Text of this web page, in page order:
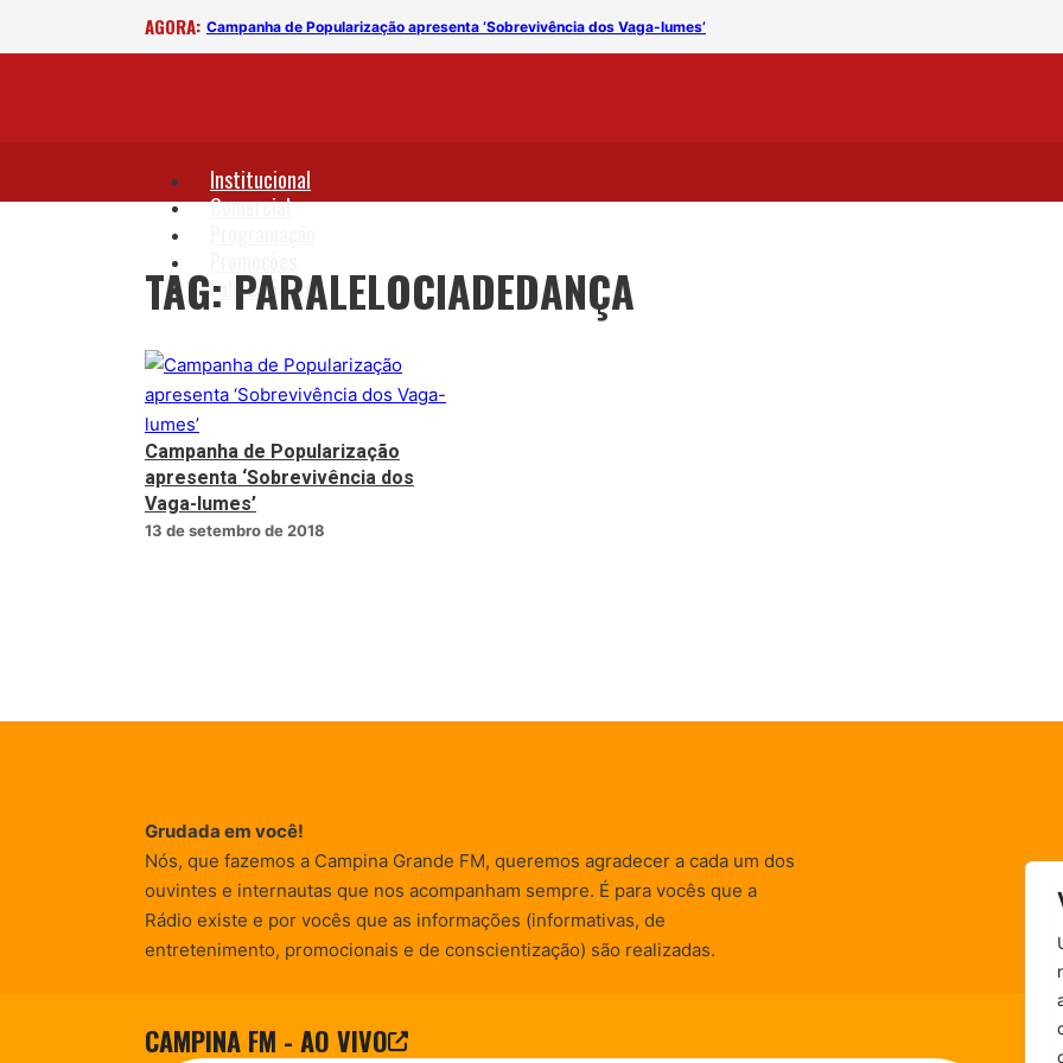
AGORA: Campanha de Popularização apresenta ‘Sobrevivência dos Vaga-lumes’ Campanha de
Institucional
Comercial
Fale Conosco
CAMPINA FM - AO VIVO
TAG: PARALELOCIADEDANÇA
Campanha de Popularização
apresenta ‘Sobrevivência dos
Vaga-lumes’
13 de setembro de 2018
Grudada em você!
Nós, que fazemos a Campina Grande FM, queremos agradecer a cada um dos
ouvintes e internautas que nos acompanham sempre. É para vocês que a
Rádio existe e por vocês que as informações (informativas, de
entretenimento, promocionais e de conscientização) são realizadas.
© Campina FM 1978 – 2026.Termos de Uso